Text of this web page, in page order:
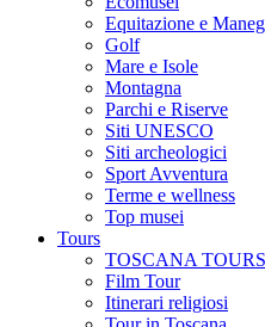
Equitazione e
Golf
Mare e Isole
Montagna
Parchi e Riserve
Siti UNESCO
Siti archeologici
Sport Avventura
Terme e wellness
Top musei
Tours
TOSCANA TOURS
Film Tour
Itinerari religiosi